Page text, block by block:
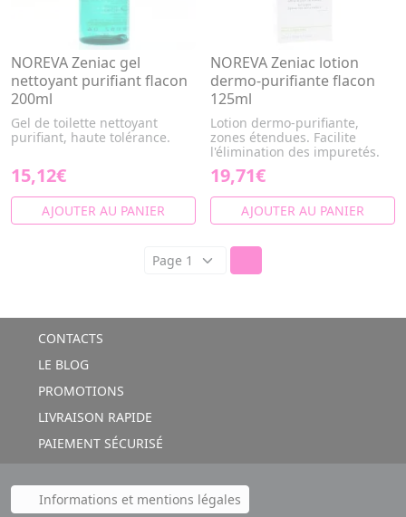
NOREVA Zeniac gel
nettoyant purifiant flacon
200ml
Gel de toilette nettoyant
purifiant, haute tolérance.
15,12€
AJOUTER AU PANIER
NOREVA Zeniac lotion
dermo-purifiante flacon
125ml
Lotion dermo-purifiante,
zones étendues. Facilite
l'élimination des impuretés.
19,71€
AJOUTER AU PANIER
CONTACTS
LE BLOG
PROMOTIONS
LIVRAISON RAPIDE
PAIEMENT SÉCURISÉ
Informations et mentions légales